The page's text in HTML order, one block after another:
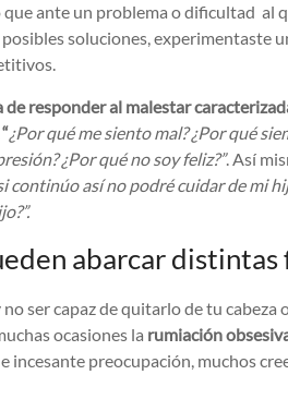
ante un problema o dificultad al
soluciones, experimentaste
de responder al malestar
¿Por qué me siento mal? ¿Por qué
¿Por qué no soy feliz?”. Así
continúo así no podré cuidar de mi
abarcar distintas
ser capaz de quitarlo de tu cabeza
ocasiones la rumiación
incesante preocupación, muchos